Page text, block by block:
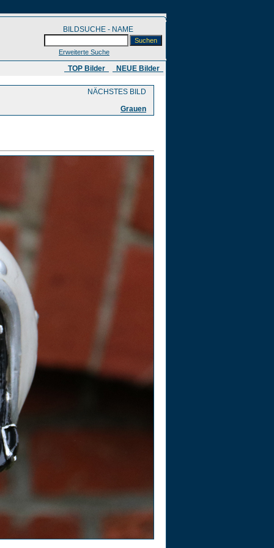
BILDSUCHE - NAME
Erweiterte Suche
​ TOP Bilder NEUE Bilder
NÄCHSTES BILD
Grauen